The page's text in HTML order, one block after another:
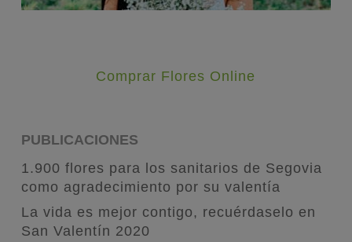
Comprar Flores Online
PUBLICACIONES
1.900 flores para los sanitarios de Segovia
como agradecimiento por su valentía
La vida es mejor contigo, recuérdaselo en
San Valentín 2020